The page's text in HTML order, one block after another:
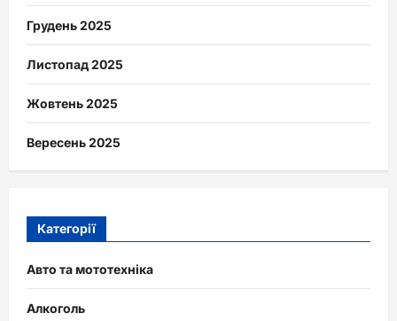
Грудень 2025
Листопад 2025
Жовтень 2025
Вересень 2025
Категорії
Авто та мототехніка
Алкоголь